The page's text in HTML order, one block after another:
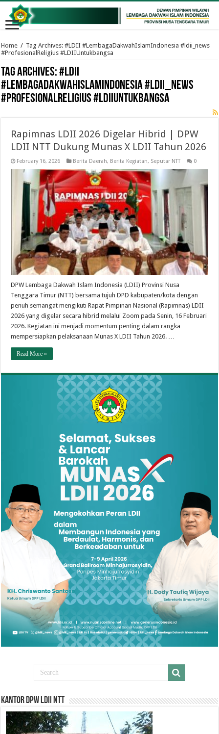
Home / Tag Archives: #LDII #LembagaDakwahIslamIndonesia #ldii_news
#ProfesionalReligius #LDIIUntukbangsa
Tag Archives:#LDII
#LembagaDakwahIslamIndonesia #ldii_news
#ProfesionalReligius #LDIIUntukbangsa
Rapimnas LDII 2026 Digelar Hibrid | DPW
LDII NTT Dukung Munas X LDII Tahun 2026
February 16, 2026 Berita Daerah, Berita Kegiatan, Seputar NTT 0
DPW Lembaga Dakwah Islam Indonesia (LDII) Provinsi Nusa
Tenggara Timur (NTT) bersama tujuh DPD kabupaten/kota dengan
penuh semangat mengikuti Rapat Pimpinan Nasional (Rapimnas) LDII
2026 yang digelar secara hibrid melalui Zoom pada Senin, 16 Februari
2026. Kegiatan ini menjadi momentum penting dalam rangka
mempersiapkan pelaksanaan Munas X LDII Tahun 2026. …
Read More »
Kantor DPW LDII NTT